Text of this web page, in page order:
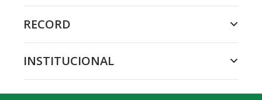
RECORD
INSTITUCIONAL